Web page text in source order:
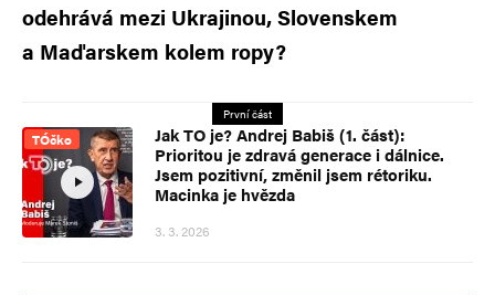
odehrává mezi Ukrajinou, Slovenskem
a Maďarskem kolem ropy?
První část
TÓčko
Jak TO je? Andrej Babiš (1. část):
Prioritou je zdravá generace i dálnice.
Jsem pozitivní, změnil jsem rétoriku.
Macinka je hvězda
3. 3. 2026